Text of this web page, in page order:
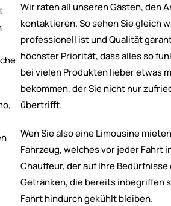
Wir raten all unseren Gästen, den
kontaktieren. So sehen Sie gleich
professionell ist und Qualität
höchster Priorität, dass alles so
bei vielen Produkten lieber etwas
bekommen, der Sie nicht nur
übertrifft.
Wen Sie also eine Limousine
Fahrzeug, welches vor jeder Fahrt
Chauffeur, der auf Ihre
Getränken, die bereits inbegriffen
Fahrt hindurch gekühlt bleiben.